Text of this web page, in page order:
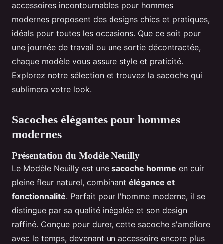
accessoires incontournables pour hommes
modernes proposent des designs chics et pratiques,
idéals pour toutes les occasions. Que ce soit pour
une journée de travail ou une sortie décontractée,
chaque modèle vous assure style et praticité.
Explorez notre sélection et trouvez la sacoche qui
sublimera votre look.
Sacoches élégantes pour hommes
modernes
Présentation du Modèle Neuilly
Le Modèle Neuilly est une sacoche homme en cuir
pleine fleur naturel, combinant élégance et
fonctionnalité. Parfait pour l'homme moderne, il se
distingue par sa qualité inégalée et son design
raffiné. Conçue pour durer, cette sacoche s'améliore
avec le temps, devenant un accessoire encore plus